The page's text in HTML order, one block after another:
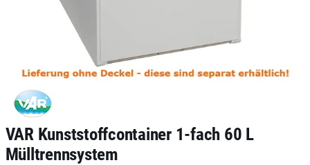
VAR Kunststoffcontainer 1-fach 60 L
Mülltrennsystem